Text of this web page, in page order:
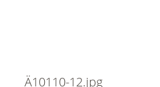
Ä10110-12.jpg